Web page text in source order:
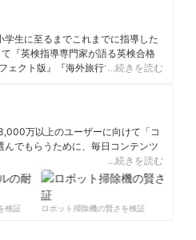
生に至るまでこれまでに指導した
『英検指導専門家が語る英検合格
ェクト版』『海外旅行で「移動力」
…続きを読む
万以上のユーザーに向けて「コ
でもらうために、毎日コンテンツ
…続きを読む
証 ロボット掃除機の賢さを検証